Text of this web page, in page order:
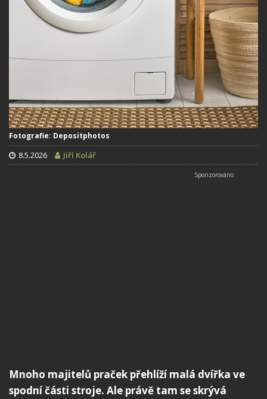
Fotografie: Depositphotos
8.5.2026 Jiří Kolář
Mnoho majitelů praček přehlíží malá dvířka ve
spodní části stroje. Ale právě tam se skrývá